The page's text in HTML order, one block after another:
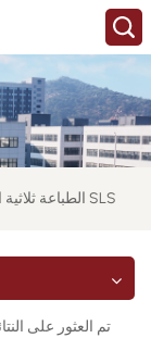
الطباعة ثلاثية الأبعاد باستخدام مسحوق البولي أميد 6 SLS